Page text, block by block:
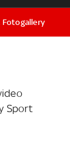
una pedina
come P.J.
TUTTE LE
SCAMBI
Fotogallery
Sport